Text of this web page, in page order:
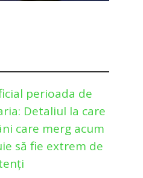
perioada de
Detaliul la care
care merg acum
să fie extrem de